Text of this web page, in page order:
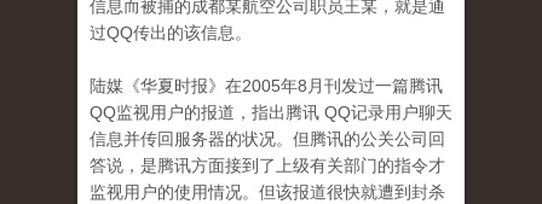
信息而被捕的成都某航空公司职员王某，就是通
过QQ传出的该信息。
陆媒《华夏时报》在2005年8月刊发过一篇腾讯
QQ监视用户的报道，指出腾讯 QQ记录用户聊天
信息并传回服务器的状况。但腾讯的公关公司回
答说，是腾讯方面接到了上级有关部门的指令才
监视用户的使用情况。但该报道很快就遭到封杀